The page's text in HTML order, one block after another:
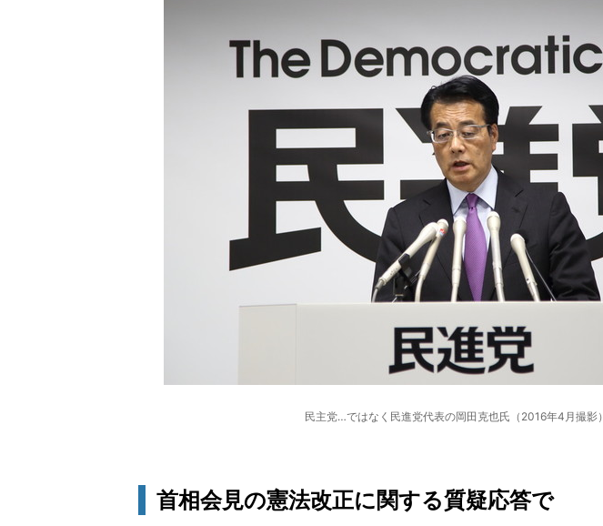
民主党…ではなく民進党代表の岡田克也氏（2016年4月撮影）
首相会見の憲法改正に関する質疑応答で